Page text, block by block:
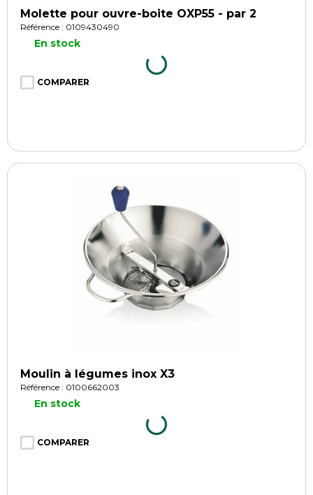
Molette pour ouvre-boite OXP55 - par 2
Référence : 0109430490
En stock
COMPARER
Moulin à légumes inox X3
Référence : 0100662003
En stock
COMPARER